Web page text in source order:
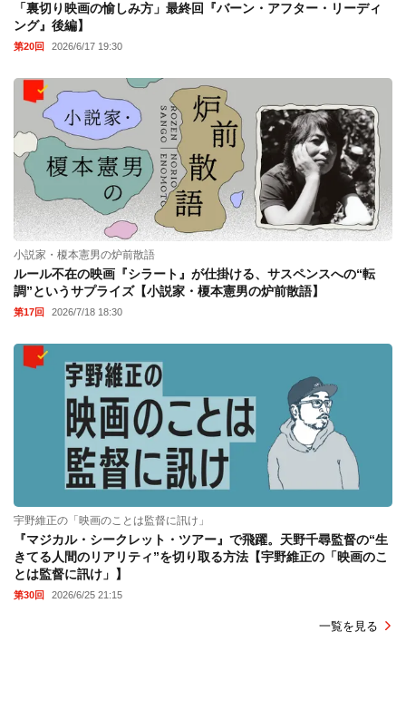
「裏切り映画の愉しみ方」最終回『バーン・アフター・リーディ
ング』後編】
第20回 2026/6/17 19:30
小説家・榎本憲男の炉前散語
ルール不在の映画『シラート』が仕掛ける、サスペンスへの“転
調”というサプライズ【小説家・榎本憲男の炉前散語】
第17回 2026/7/18 18:30
宇野維正の「映画のことは監督に訊け」
『マジカル・シークレット・ツアー』で飛躍。天野千尋監督の“生
きてる人間のリアリティ”を切り取る方法【宇野維正の「映画のこ
とは監督に訊け」】
第30回 2026/6/25 21:15
一覧を見る